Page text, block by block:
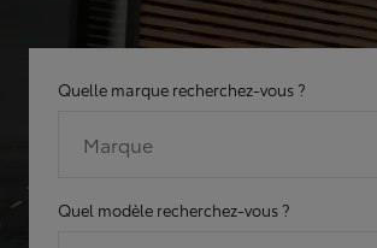
Quelle marque recherchez-vous ?
Marque
Quel modèle recherchez-vous ?